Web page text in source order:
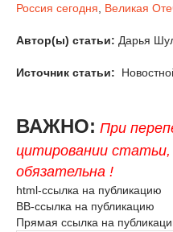
Россия сегодня
Великая
Автор(ы) статьи: Дарья
Источник статьи:
ВАЖНО: При
цитировании
обязательна !
html-ссылка на публикацию
BB-ссылка на публикацию
Прямая ссылка на